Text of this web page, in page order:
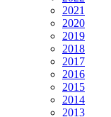
2021
2020
2019
2018
2017
2016
2015
2014
2013